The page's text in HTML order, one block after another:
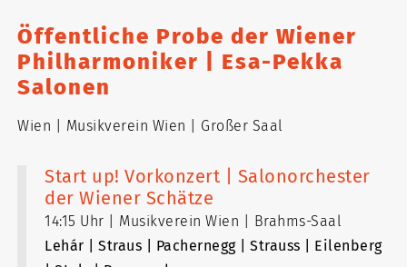
Öffentliche Probe der Wiener
Philharmoniker | Esa-Pekka
Salonen
Wien Musikverein Wien Großer Saal
Start up! Vorkonzert | Salonorchester
der Wiener Schätze
14:15 Uhr Musikverein Wien
Brahms-Saal
Lehár | Straus | Pachernegg | Strauss | Eilenberg